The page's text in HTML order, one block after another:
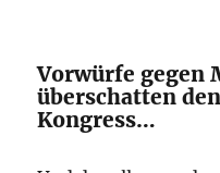
Vorwürfe gegen
überschatten
Kongress…